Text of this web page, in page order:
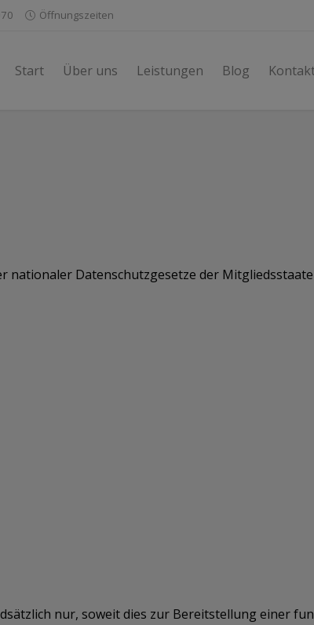
Öffnungszeiten
Start Über uns Leistungen Blog
Datenschutzgesetze der
nur, soweit dies zur Bereitstellung einer